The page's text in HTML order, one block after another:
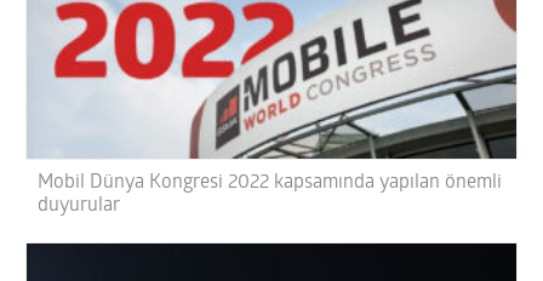
Mobil Dünya Kongresi 2022 kapsamında yapılan önemli
duyurular